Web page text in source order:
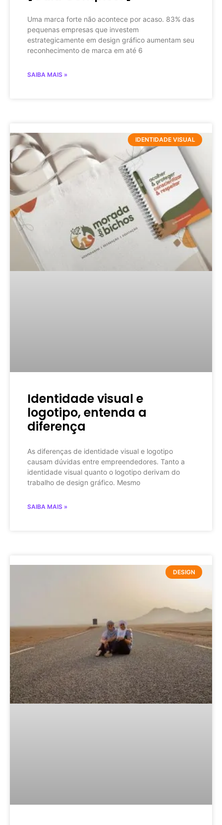
Uma marca forte não acontece por acaso. 83% das
pequenas empresas que investem
estrategicamente em design gráfico aumentam seu
reconhecimento de marca em até 6
SAIBA MAIS »
IDENTIDADE VISUAL
Identidade visual e
logotipo, entenda a
diferença
As diferenças de identidade visual e logotipo
causam dúvidas entre empreendedores. Tanto a
identidade visual quanto o logotipo derivam do
trabalho de design gráfico. Mesmo
SAIBA MAIS »
DESIGN